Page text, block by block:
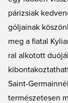
párizsiak
góljainak
meg a fiatal
ral alkotott
Saint-
természetesen